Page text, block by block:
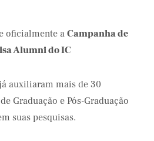
oficialmente a Campanha de
Alumni do IC
auxiliaram mais de 30
Graduação e Pós-Graduação
suas pesquisas.